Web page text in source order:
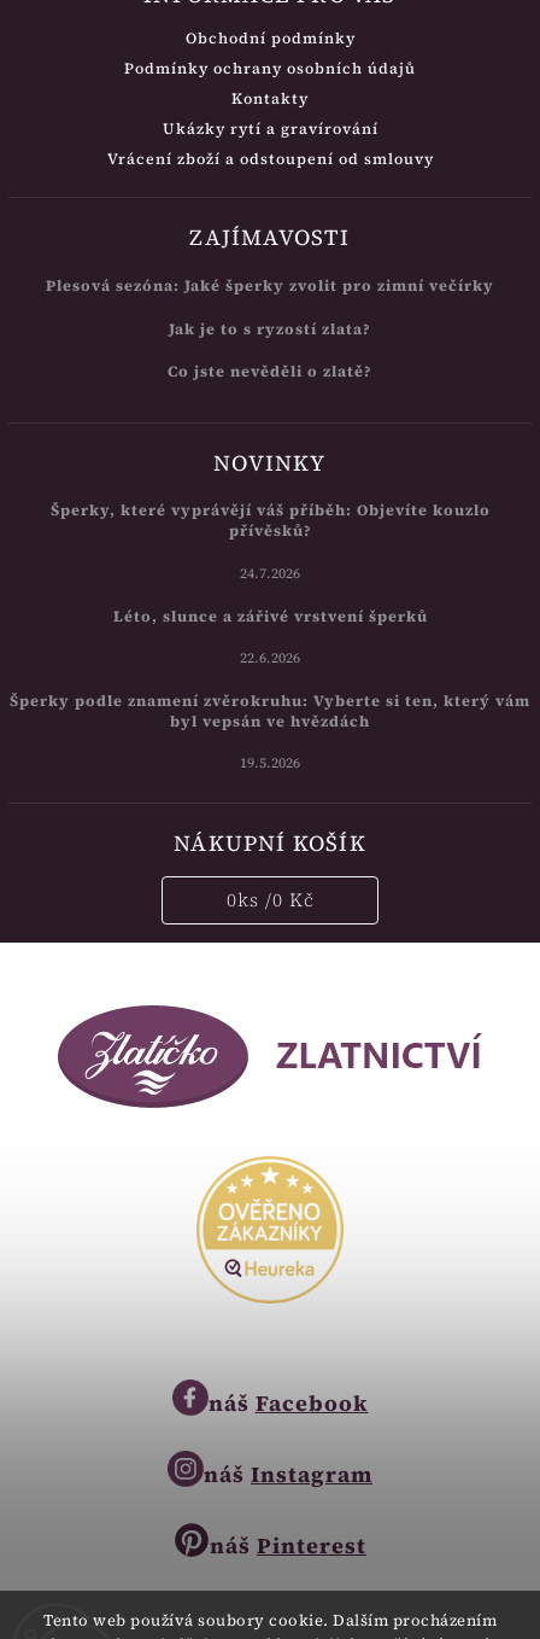
Tento web používá soubory cookie. Dalším procházením
Obchodní podmínky
Podmínky ochrany osobních údajů
Kontakty
Ukázky rytí a gravírování
Vrácení zboží a odstoupení od smlouvy
ZAJÍMAVOSTI
Plesová sezóna: Jaké šperky zvolit pro zimní večírky
Jak je to s ryzostí zlata?
Co jste nevěděli o zlatě?
NOVINKY
Šperky, které vyprávějí váš příběh: Objevíte kouzlo
přívěsků?
24.7.2026
Léto, slunce a zářivé vrstvení šperků
22.6.2026
Šperky podle znamení zvěrokruhu: Vyberte si ten, který vám
byl vepsán ve hvězdách
19.5.2026
NÁKUPNÍ KOŠÍK
0ks /0 Kč
náš Facebook
náš Instagram
náš Pinterest